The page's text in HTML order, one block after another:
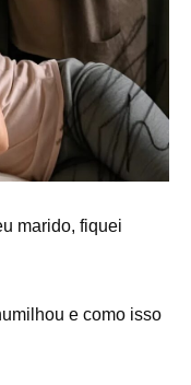
marido, fiquei
e como isso